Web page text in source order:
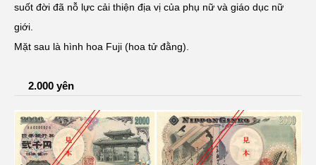
suốt đời đã nỗ lực cải thiện địa vị của phụ nữ và giáo dục nữ
giới.
Mặt sau là hình hoa Fuji (hoa tử đằng).
2.000 yên